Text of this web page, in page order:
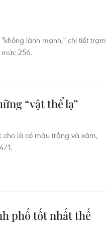
lành mạnh," chi tiết trạm
256.
“vật thể lạ”
là có màu trắng và xám,
1.
phố tốt nhất thế